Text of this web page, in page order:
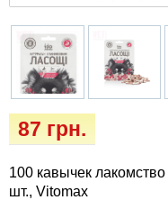
87 грн.
100 кавычек
шт., Vitomax
Ласощі та корма
для собак
Лежаки, домики,
Миски, автокормушки,
Одежда и обувь